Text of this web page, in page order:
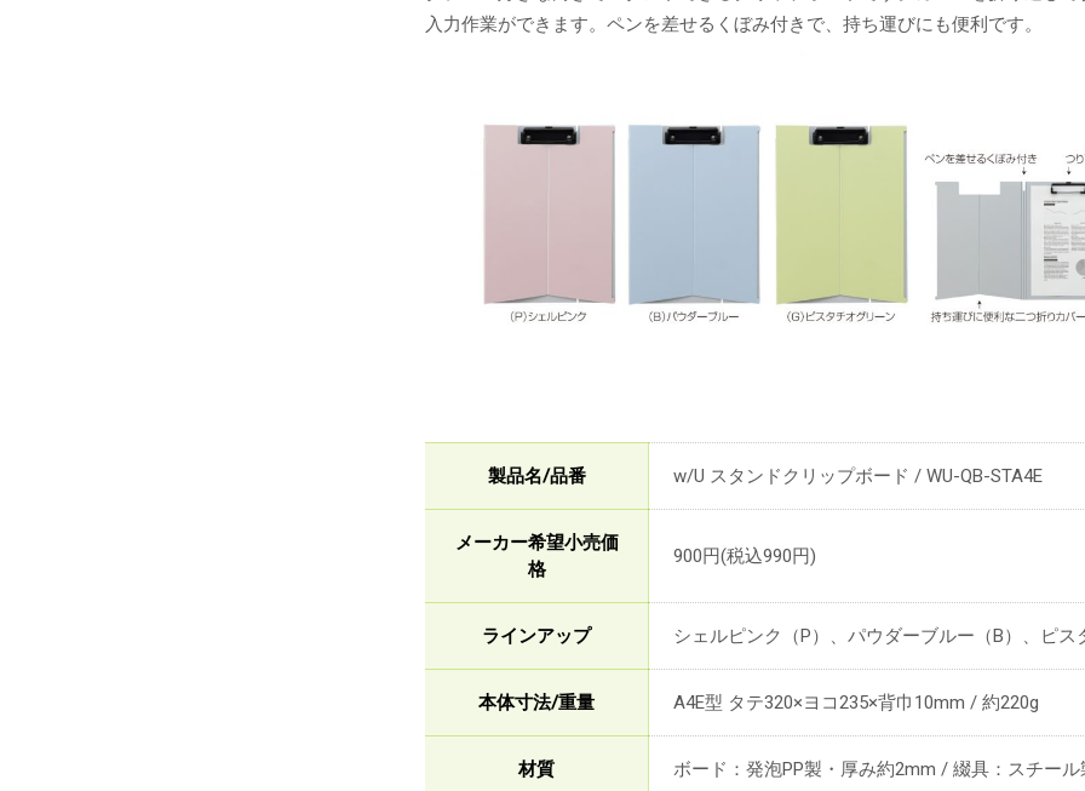
入力作業ができます。ペンを差せるくぼみ付きで、持ち運びにも便利です。
製品名/品番 w/U スタンドクリップボード / WU-QB-STA4E
メーカー希望小売価
格
900円(税込990円)
ラインアップ シェルピンク（P）、パウダーブルー（B）、ピス
本体寸法/重量 A4E型 タテ320×ヨコ235×背巾10mm / 約220g
材質 ボード：発泡PP製・厚み約2mm / 綴具：スチー